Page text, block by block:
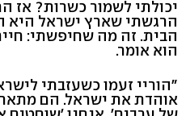
יכולתי לשמור כשרות? אז
הרגשתי שארץ ישראל היא
הבית. זה מה שחיפשתי:
הוא אומר.
"הוריי זעמו כשעזבתי
אוהדת את ישראל. הם